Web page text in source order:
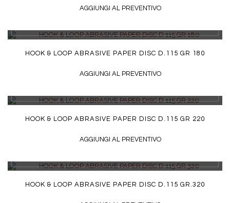
AGGIUNGI AL PREVENTIVO
HOOK & LOOP ABRASIVE PAPER DISC D.115 GR 180
AGGIUNGI AL PREVENTIVO
HOOK & LOOP ABRASIVE PAPER DISC D.115 GR 220
AGGIUNGI AL PREVENTIVO
HOOK & LOOP ABRASIVE PAPER DISC D.115 GR.320